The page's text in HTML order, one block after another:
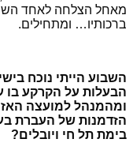
מאחל הצלחה לאחד
ברכותיו… ומתחילים.
השבוע הייתי נוכח
הבעלות על הקרקע בו
ומהמנהל למועצה
הזדמנות של העברת
בימת תל חי ויובלים?